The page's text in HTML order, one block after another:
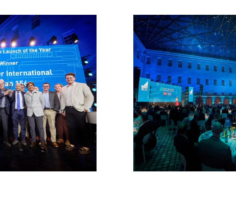
RECRUITING
Die Firma
Das Team
Lifestyle
Bewerten